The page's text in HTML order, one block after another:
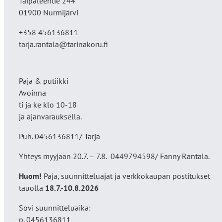
01900 Nurmijärvi
+358 456136811
tarja.rantala@tarinakoru.fi
Paja & putiikki
Avoinna
ti ja ke klo 10-18
ja ajanvarauksella.
Puh. 0456136811/ Tarja
Yhteys myyjään 20.7. – 7.8. 0449794598/ Fanny Rantala.
Huom! Paja, suunnitteluajat ja verkkokaupan postitukset
tauolla 18.7.-10.8.2026
Sovi suunnitteluaika:
p. 0456136811